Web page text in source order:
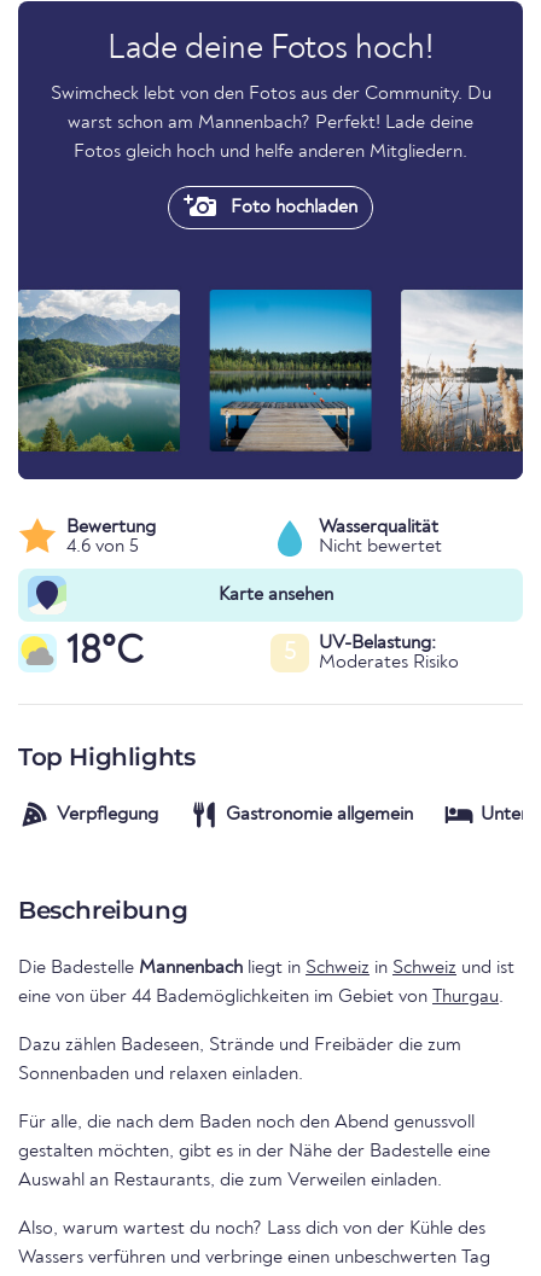
Lade deine Fotos hoch!
Swimcheck lebt von den Fotos aus der Community. Du
warst schon am Mannenbach? Perfekt! Lade deine
Fotos gleich hoch und helfe anderen Mitgliedern.
Foto hochladen
Bewertung
4.6 von 5
Wasserqualität
Nicht bewertet
Karte ansehen
18°C 5
UV-Belastung:
Moderates Risiko
Top Highlights
Verpflegung Gastronomie allgemein
Beschreibung
Die Badestelle Mannenbach liegt in Schweiz in Schweiz und ist
eine von über 44 Bademöglichkeiten im Gebiet von Thurgau.
Dazu zählen Badeseen, Strände und Freibäder die zum
Sonnenbaden und relaxen einladen.
Für alle, die nach dem Baden noch den Abend genussvoll
gestalten möchten, gibt es in der Nähe der Badestelle eine
Auswahl an Restaurants, die zum Verweilen einladen.
Also, warum wartest du noch? Lass dich von der Kühle des
Wassers verführen und verbringe einen unbeschwerten Tag